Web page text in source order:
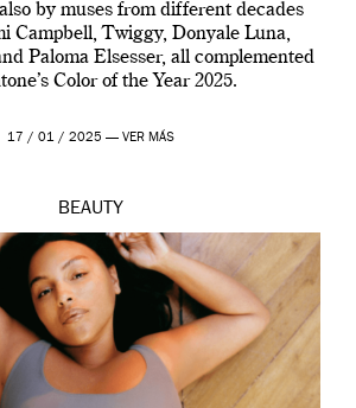
by muses from different decades
Campbell, Twiggy, Donyale Luna,
Paloma Elsesser, all complemented
Color of the Year 2025.
17 / 01 / 2025 — VER MÁS
BEAUTY